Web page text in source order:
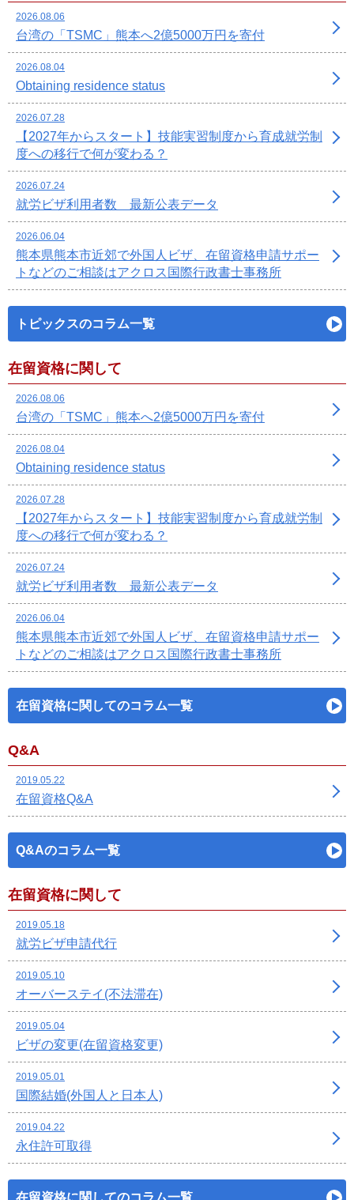
2026.08.06
台湾の「TSMC」熊本へ2億5000万円を寄付
2026.08.04
Obtaining residence status
2026.07.28
【2027年からスタート】技能実習制度から育成就労制
度への移行で何が変わる？
2026.07.24
就労ビザ利用者数 最新公表データ
2026.06.04
熊本県熊本市近郊で外国人ビザ、在留資格申請サポー
トなどのご相談はアクロス国際行政書士事務所
トピックスのコラム一覧
在留資格に関して
2026.08.06
台湾の「TSMC」熊本へ2億5000万円を寄付
2026.08.04
Obtaining residence status
2026.07.28
【2027年からスタート】技能実習制度から育成就労制
度への移行で何が変わる？
2026.07.24
就労ビザ利用者数 最新公表データ
2026.06.04
熊本県熊本市近郊で外国人ビザ、在留資格申請サポー
トなどのご相談はアクロス国際行政書士事務所
在留資格に関してのコラム一覧
Q&A
2019.05.22
在留資格Q&A
Q&Aのコラム一覧
在留資格に関して
2019.05.18
就労ビザ申請代行
2019.05.10
オーバーステイ(不法滞在)
2019.05.04
ビザの変更(在留資格変更)
2019.05.01
国際結婚(外国人と日本人)
2019.04.22
永住許可取得